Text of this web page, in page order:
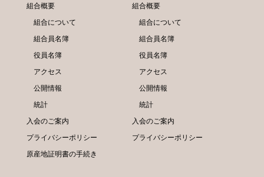
組合概要
組合について
組合員名簿
役員名簿
アクセス
公開情報
統計
入会のご案内
プライバシーポリシー
原産地証明書の手続き
組合概要
組合について
組合員名簿
役員名簿
アクセス
公開情報
統計
入会のご案内
プライバシーポリシー